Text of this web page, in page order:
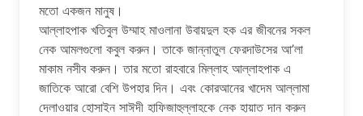
মতো একজন মানুষ।
আল্লাহপাক খতিবুল উম্মাহ মাওলানা উবায়দুল হক এর জীবনের সকল
নেক আমলগুলো কবুল করুন। তাকে জান্নাতুল ফেরদাউসের আ’লা
মাকাম নসীব করুন। তার মতো রাহবারে মিল্লাহ আল্লাহপাক এ
জাতিকে আরো বেশি উপহার দিন। এবং কোরআনের খাদেম আল্লামা
দেলাওয়ার হোসাইন সাঈদী হাফিজাহুল্লাহকে নেক হায়াত দান করুন